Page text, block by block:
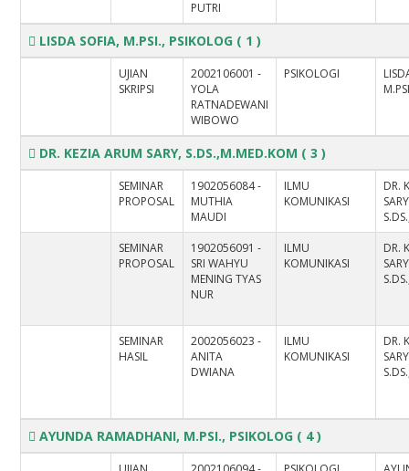
PUTRI
LISDA SOFIA, M.PSI., PSIKOLOG ( 1 )
UJIAN
SKRIPSI
2002106001 -
YOLA
RATNADEWANI
WIBOWO
PSIKOLOGI
DR. KEZIA ARUM SARY, S.DS.,M.MED.KOM ( 3 )
SEMINAR
PROPOSAL
1902056084 -
MUTHIA
MAUDI
ILMU
KOMUNIKASI
DR.
SEMINAR
PROPOSAL
1902056091 -
SRI WAHYU
MENING TYAS
NUR
ILMU
KOMUNIKASI
DR.
SEMINAR
HASIL
2002056023 -
ANITA
DWIANA
ILMU
KOMUNIKASI
DR.
AYUNDA RAMADHANI, M.PSI., PSIKOLOG ( 4 )